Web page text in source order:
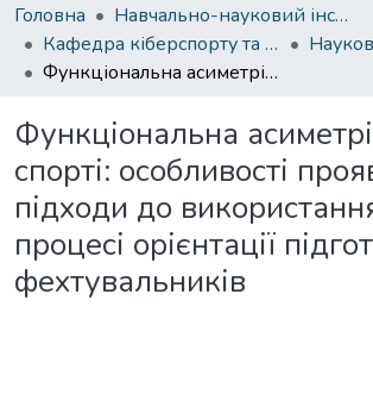
Головна
Навчально-науковий інститут здоров'я, реабілітації та фізичного виховання
Кафедра кіберспорту та інформаційних технологій
Функціональна асиметрія у спорті: особливості прояву та підходи до використання в процесі орієнтації підготовки фехтувальників
Функціональна
спорті: особливості
підходи до
процесі орієнтації
фехтувальників